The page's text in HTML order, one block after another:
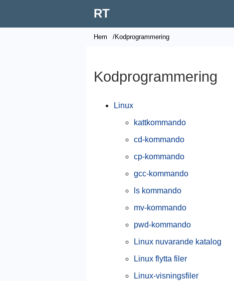
RT
Hem /Kodprogrammering
Kodprogrammering
Linux
kattkommando
cd-kommando
cp-kommando
gcc-kommando
ls kommando
mv-kommando
pwd-kommando
Linux nuvarande katalog
Linux flytta filer
Linux-visningsfiler